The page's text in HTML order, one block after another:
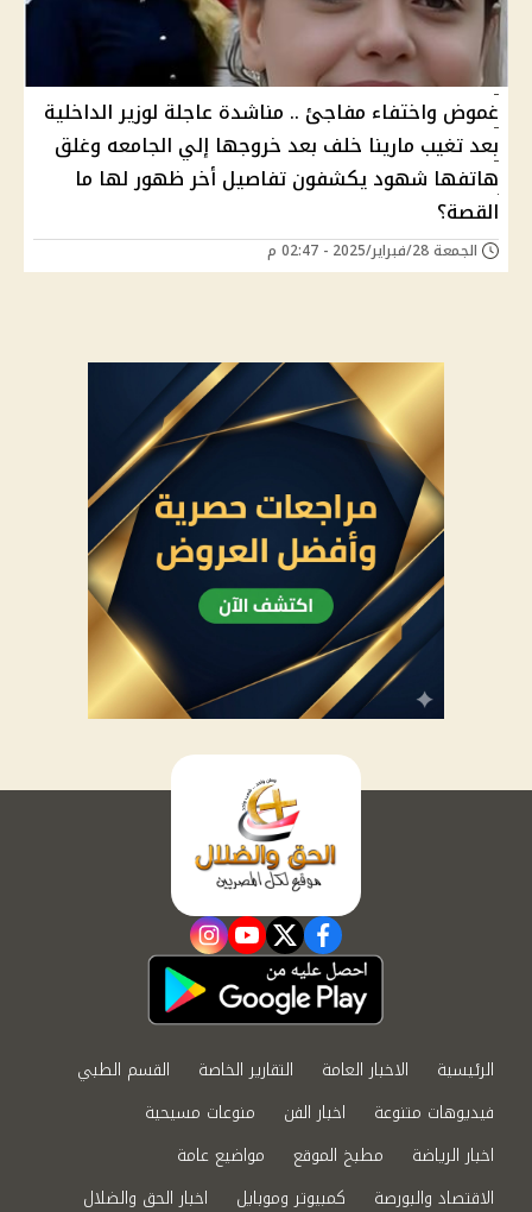
غموض واختفاء مفاجئ .. مناشدة عاجلة لوزير الداخلية
بعد تغيب مارينا خلف بعد خروجها إلي الجامعه وغلق
هاتفها شهود يكشفون تفاصيل أخر ظهور لها ما
القصة؟
الجمعة 28/فبراير/2025 - 02:47 م
facebook
twitter
youtube
instagram
الرئيسية الاخبار العامة التقارير الخاصة
القسم الطبي
فيديوهات متنوعة
اخبار الفن
منوعات مسيحية
اخبار الرياضة
مطبخ الموقع
مواضيع عامة
الاقتصاد والبورصة
كمبيوتر وموبايل اخبار الحق والضلال